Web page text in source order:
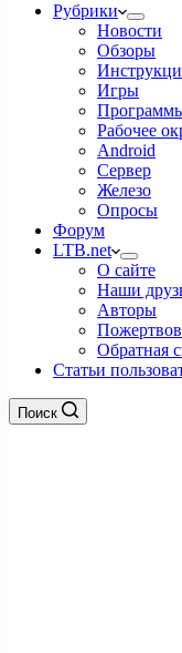
Рубрики
Новости
Обзоры
Игры
Рабочее
Android
Сервер
Железо
Опросы
Форум
LTB.net
О сайте
Наши
Авторы
Обратная
Статьи
Поиск